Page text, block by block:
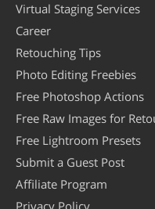
Virtual Staging Services
Career
Retouching Tips
Photo Editing Freebies
Free Photoshop Actions
Free Raw Images for
Free Lightroom Presets
Submit a Guest Post
Affiliate Program